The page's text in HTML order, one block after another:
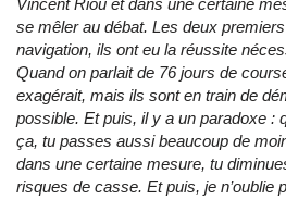
Vincent Riou et dans une certaine
se mêler au débat. Les deux premiers
navigation, ils ont eu la réussite
Quand on parlait de 76 jours de
exagérait, mais ils sont en train de
possible. Et puis, il y a un paradoxe :
ça, tu passes aussi beaucoup de
dans une certaine mesure, tu
risques de casse. Et puis, je n’oublie